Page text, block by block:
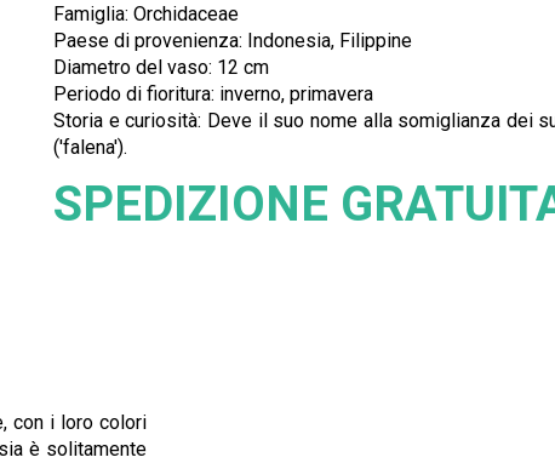
Famiglia: Orchidaceae
Paese di provenienza: Indonesia, Filippine
Diametro del vaso: 12 cm
Periodo di fioritura: inverno, primavera
Storia e curiosità: Deve il suo nome alla somiglianza dei
('falena').
SPEDIZIONE
con i loro colori
è solitamente